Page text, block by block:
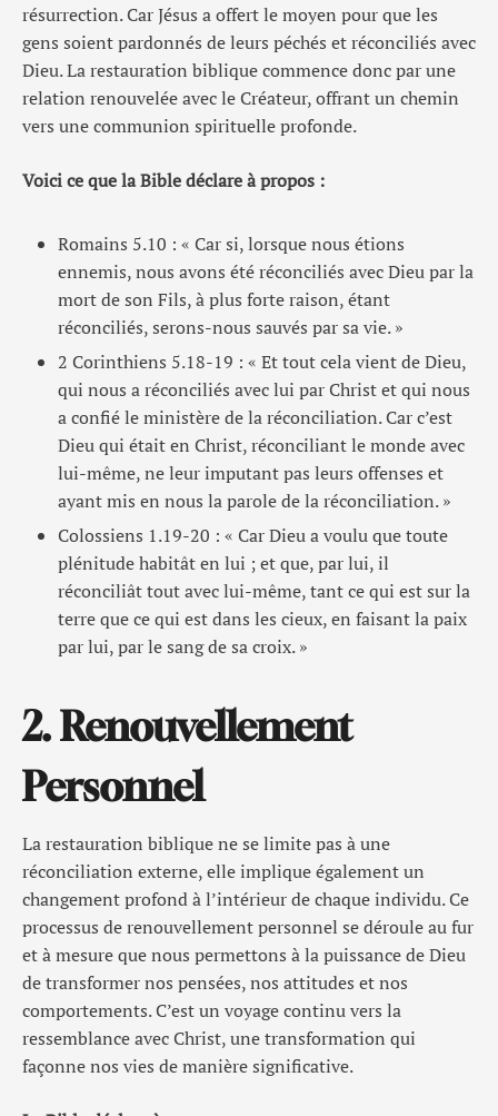
résurrection. Car Jésus a offert le moyen pour que les
gens soient pardonnés de leurs péchés et réconciliés avec
Dieu. La restauration biblique commence donc par une
relation renouvelée avec le Créateur, offrant un chemin
vers une communion spirituelle profonde.
Voici ce que la Bible déclare à propos :
Romains 5.10 : « Car si, lorsque nous étions
ennemis, nous avons été réconciliés avec Dieu par la
mort de son Fils, à plus forte raison, étant
réconciliés, serons-nous sauvés par sa vie. »
2 Corinthiens 5.18-19 : « Et tout cela vient de Dieu,
qui nous a réconciliés avec lui par Christ et qui nous
a confié le ministère de la réconciliation. Car c’est
Dieu qui était en Christ, réconciliant le monde avec
lui-même, ne leur imputant pas leurs offenses et
ayant mis en nous la parole de la réconciliation. »
Colossiens 1.19-20 : « Car Dieu a voulu que toute
plénitude habitât en lui ; et que, par lui, il
réconciliât tout avec lui-même, tant ce qui est sur la
terre que ce qui est dans les cieux, en faisant la paix
par lui, par le sang de sa croix. »
2. Renouvellement
Personnel
La restauration biblique ne se limite pas à une
réconciliation externe, elle implique également un
changement profond à l’intérieur de chaque individu. Ce
processus de renouvellement personnel se déroule au fur
et à mesure que nous permettons à la puissance de Dieu
de transformer nos pensées, nos attitudes et nos
comportements. C’est un voyage continu vers la
ressemblance avec Christ, une transformation qui
façonne nos vies de manière significative.